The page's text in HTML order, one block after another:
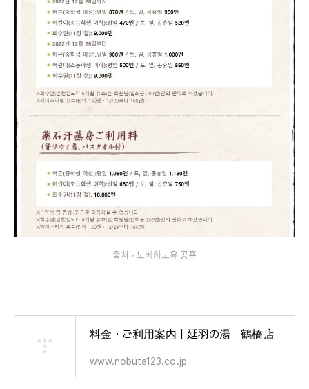
출처 - 노베하노유 공홈
料金・ご利用案内｜延羽の湯 鶴橋店
www.nobuta123.co.jp